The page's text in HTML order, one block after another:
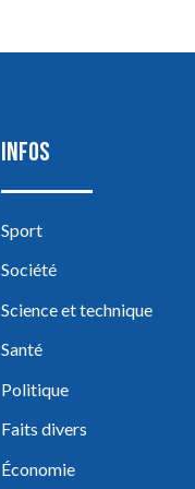
INFOS
Sport
Société
Science et technique
Santé
Politique
Faits divers
Économie